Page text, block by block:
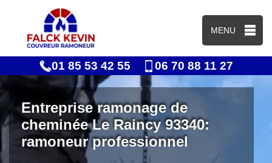
MENU
01 85 53 42 55 06 70 88 11 27
Entreprise ramonage de
cheminée Le Raincy 93340:
ramoneur professionnel